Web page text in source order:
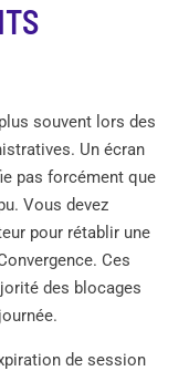
souvent lors des
Un écran
pas forcément que
Vous devez
pour rétablir une
Ces
des blocages
de session